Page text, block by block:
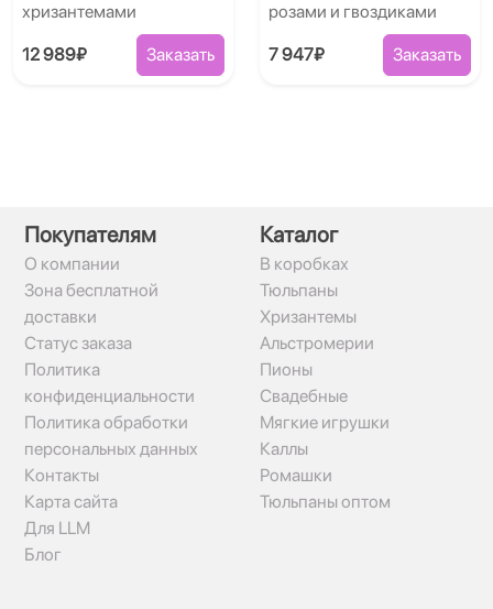
хризантемами
12 989₽ Заказать
розами и гвоздиками
7 947₽ Заказать
Покупателям
О компании
Зона бесплатной
доставки
Статус заказа
Политика
конфиденциальности
Политика обработки
персональных данных
Контакты
Карта сайта
Для LLM
Блог
Каталог
В коробках
Тюльпаны
Хризантемы
Альстромерии
Пионы
Свадебные
Мягкие игрушки
Каллы
Ромашки
Тюльпаны оптом